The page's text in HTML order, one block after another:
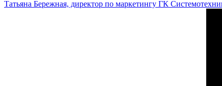
Татьяна Бережная, директор по маркетингу ГК